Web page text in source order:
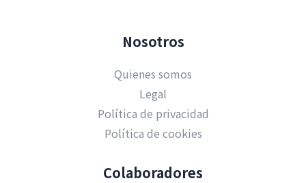
Nosotros
Quienes somos
Legal
Política de privacidad
Política de cookies
Colaboradores